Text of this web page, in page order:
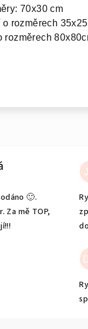
70x30 cm
rozměrech
rozměrech
z 5 hvězdiček.
🙂.
Za mě TOP,
z 5 hvězdiček.